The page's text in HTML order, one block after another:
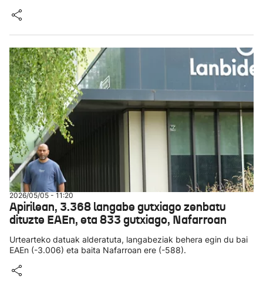
2026/05/05 - 11:20
Apirilean, 3.368 langabe gutxiago zenbatu
dituzte EAEn, eta 833 gutxiago, Nafarroan
Urtearteko datuak alderatuta, langabeziak behera egin du bai
EAEn (-3.006) eta baita Nafarroan ere (-588).